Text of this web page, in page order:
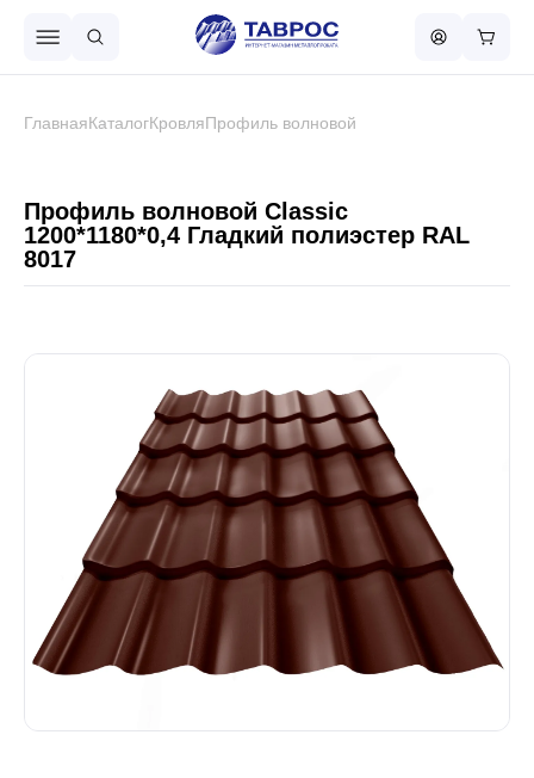
Чёрный металлопрокат
Сваи винтовые
Забор
Кровля
ГлавнаяКаталогКровляПрофиль волновой
Профиль волновой Classic
1200*1180*0,4 Гладкий полиэстер RAL
8017